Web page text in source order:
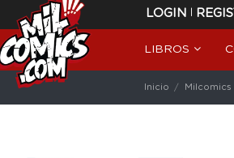
LOGIN |
LIBROS
Inicio Milcomics